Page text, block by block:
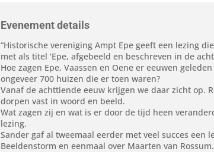
Evenement details
“Historische vereniging Ampt Epe geeft een lezing
met als titel ‘Epe, afgebeeld en beschreven in de
Hoe zagen Epe, Vaassen en Oene er eeuwen
ongeveer 700 huizen die er toen waren?
Vanaf de achttiende eeuw krijgen we daar zicht op.
dorpen vast in woord en beeld.
Wat zagen zij en wat is er door de tijd heen
lezing.
Sander gaf al tweemaal eerder met veel succes een
Beeldenstorm en eenmaal over Maarten van